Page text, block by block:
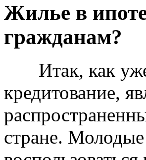
Жилье в
гражданам?
Итак, как уже
кредитование,
стране.